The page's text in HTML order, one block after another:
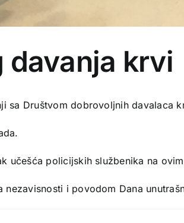
davanja krvi
sa Društvom dobrovoljnih davalaca
učešća policijskih službenika na
i povodom Dana